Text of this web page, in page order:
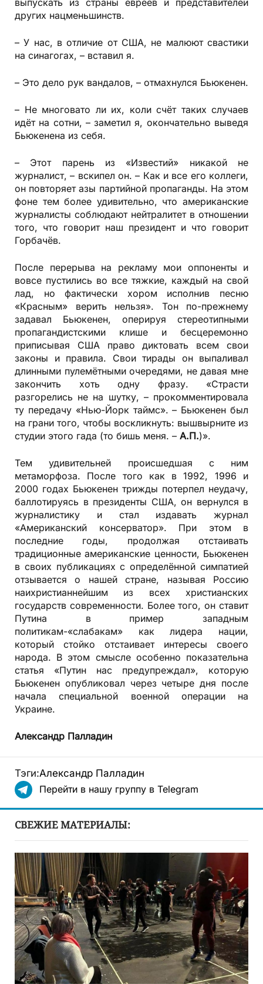
выпускать из страны евреев и представителей
других нацменьшинств.
– У нас, в отличие от США, не малюют свастики
на синагогах, – вставил я.
– Это дело рук вандалов, – отмахнулся Бьюкенен.
– Не многовато ли их, коли счёт таких случаев
идёт на сотни, – заметил я, окончательно выведя
Бьюкенена из себя.
– Этот парень из «Известий» никакой не
журналист, – вскипел он. – Как и все его коллеги,
он повторяет азы партийной пропаганды. На этом
фоне тем более удивительно, что американские
журналисты соблюдают нейтралитет в отношении
того, что говорит наш президент и что говорит
Горбачёв.
После перерыва на рекламу мои оппоненты и
вовсе пустились во все тяжкие, каждый на свой
лад, но фактически хором исполнив песню
«Красным» верить нельзя». Тон по-прежнему
задавал Бьюкенен, оперируя стереотипными
пропагандистскими клише и бесцеремонно
приписывая США право диктовать всем свои
законы и правила. Свои тирады он выпаливал
длинными пулемётными очередями, не давая мне
закончить хоть одну фразу. «Страсти
разгорелись не на шутку, – прокомментировала
ту передачу «Нью-Йорк таймс». – Бьюкенен был
на грани того, чтобы воскликнуть: вышвырните из
студии этого гада (то бишь меня. – А.П.)».
Тем удивительней происшедшая с ним
метаморфоза. После того как в 1992, 1996 и
2000 годах Бьюкенен трижды потерпел неудачу,
баллотируясь в президенты США, он вернулся в
журналистику и стал издавать журнал
«Американский консерватор». При этом в
последние годы, продолжая отстаивать
традиционные американские ценности, Бьюкенен
в своих публикациях с определённой симпатией
отзывается о нашей стране, называя Россию
наихристианнейшим из всех христианских
государств современности. Более того, он ставит
Путина в пример западным
политикам-«слабакам» как лидера нации,
который стойко отстаивает интересы своего
народа. В этом смысле особенно показательна
статья «Путин нас предупреждал», которую
Бьюкенен опубликовал через четыре дня после
начала специальной военной операции на
Украине.
Александр Палладин
Тэги:Александр Палладин
Перейти в нашу группу в Telegram
СВЕЖИЕ МАТЕРИАЛЫ: